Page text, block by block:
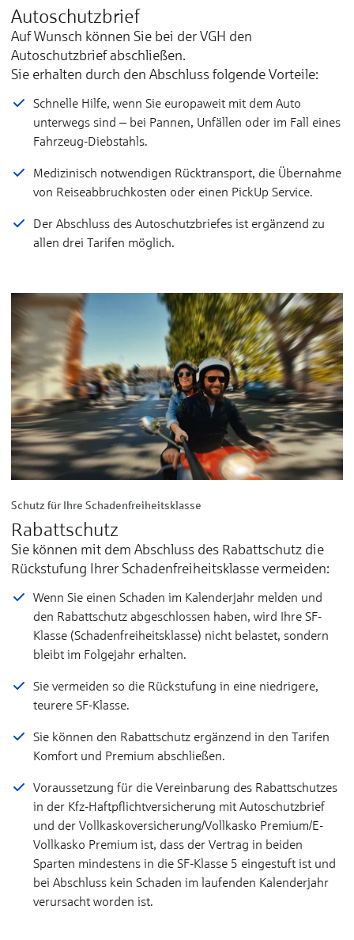
Autoschutzbrief
Auf Wunsch können Sie bei der VGH den
Autoschutzbrief abschließen.
Sie erhalten durch den Abschluss folgende Vorteile:
Schnelle Hilfe, wenn Sie europaweit mit dem Auto
unterwegs sind ‒ bei Pannen, Unfällen oder im Fall eines
Fahrzeug-Diebstahls.
Medizinisch notwendigen Rücktransport, die Übernahme
von Reiseabbruchkosten oder einen PickUp Service.
Der Abschluss des Autoschutzbriefes ist ergänzend zu
allen drei Tarifen möglich.
Schutz für Ihre Schadenfreiheitsklasse
Rabattschutz
Sie können mit dem Abschluss des Rabattschutz die
Rückstufung Ihrer Schadenfreiheitsklasse vermeiden:
Wenn Sie einen Schaden im Kalenderjahr melden und
den Rabattschutz abgeschlossen haben, wird Ihre SF-
Klasse (Schadenfreiheitsklasse) nicht belastet, sondern
bleibt im Folgejahr erhalten.
Sie vermeiden so die Rückstufung in eine niedrigere,
teurere SF-Klasse.
Sie können den Rabattschutz ergänzend in den Tarifen
Komfort und Premium abschließen.
Voraussetzung für die Vereinbarung des Rabattschutzes
in der Kfz-Haftpflichtversicherung mit Autoschutzbrief
und der Vollkaskoversicherung/Vollkasko Premium/E-
Vollkasko Premium ist, dass der Vertrag in beiden
Sparten mindestens in die SF-Klasse 5 eingestuft ist und
bei Abschluss kein Schaden im laufenden Kalenderjahr
verursacht worden ist.